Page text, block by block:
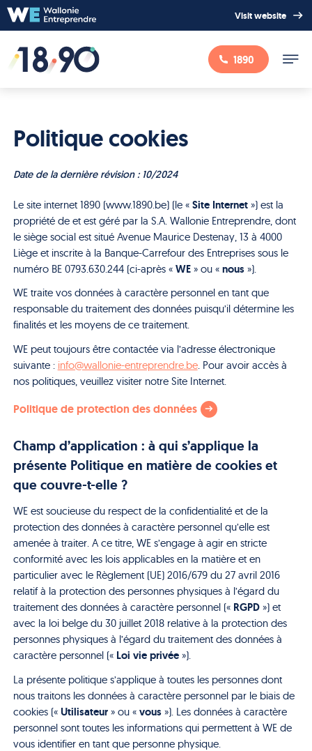
Visit website
1890
Politique cookies
Date de la dernière révision : 10/2024
Le site internet 1890 (www.1890.be) (le « Site Internet») est la
propriété de et est géré par la S.A. Wallonie Entreprendre, dont
le siège social est situé Avenue Maurice Destenay, 13 à 4000
Liège et inscrite à la Banque-Carrefour des Entreprises sous le
numéro BE 0793.630.244 (ci-après « WE » ou « nous»).
WE traite vos données à caractère personnel en tant que
responsable du traitement des données puisqu’il détermine les
finalités et les moyens de ce traitement.
WE peut toujours être contactée via l’adresse électronique
suivante : info@wallonie-entreprendre.be. Pour avoir accès à
nos politiques, veuillez visiter notre Site Internet.
Politique de protection des données
Champ d’application : à qui s’applique la
présente Politique en matière de cookies et
que couvre-t-elle ?
WE est soucieuse du respect de la confidentialité et de la
protection des données à caractère personnel qu’elle est
amenée à traiter. A ce titre, WE s’engage à agir en stricte
conformité avec les lois applicables en la matière et en
particulier avec le Règlement (UE) 2016/679 du 27 avril 2016
relatif à la protection des personnes physiques à l’égard du
traitement des données à caractère personnel (« RGPD») et
avec la loi belge du 30 juillet 2018 relative à la protection des
personnes physiques à l’égard du traitement des données à
caractère personnel (« Loi vie privée»).
La présente politique s’applique à toutes les personnes dont
nous traitons les données à caractère personnel par le biais de
cookies (« Utilisateur» ou « vous»). Les données à caractère
personnel sont toutes les informations qui permettent à WE de
vous identifier en tant que personne physique.